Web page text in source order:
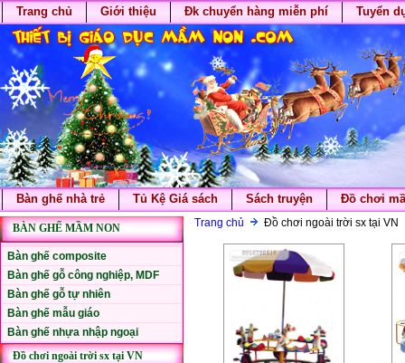
Trang chủ Giới thiệu Đk chuyển hàng miễn phí Tuyển
Bàn ghế nhà trẻ Tủ Kệ Giá sách Sách truyện Đồ chơi
BÀN GHẾ MẦM NON
Bàn ghế composite
Bàn ghế gỗ công nghiệp, MDF
Bàn ghế gỗ tự nhiên
Bàn ghế mẫu giáo
Bàn ghế nhựa nhập ngoại
Đồ chơi ngoài trời sx tại VN
Trang chủ Đồ chơi ngoài trời sx tại VN